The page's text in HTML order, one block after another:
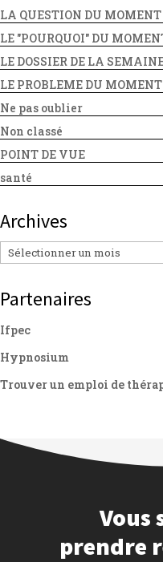
LA QUESTION DU MOMENT
LE "POURQUOI" DU
LE DOSSIER DE LA
LE PROBLEME DU MOMENT
Ne pas oublier
Non classé
POINT DE VUE
santé
Archives
Archives
Partenaires
Ifpec
Hypnosium
Trouver un emploi de
Vous
prendre